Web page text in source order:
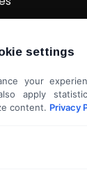
settings
your
apply
content. Privacy